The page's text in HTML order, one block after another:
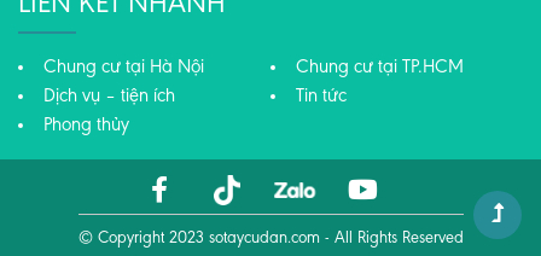
Chung cư tại Hà Nội
Chung cư tại TP.HCM
Dịch vụ – tiện ích
Tin tức
Phong thủy
© Copyright 2023 sotaycudan.com- All Rights Reserved